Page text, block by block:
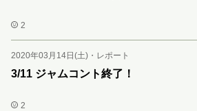
2
2020年03月14日(土) ・ レポート
3/11 ジャムコント終了！
2